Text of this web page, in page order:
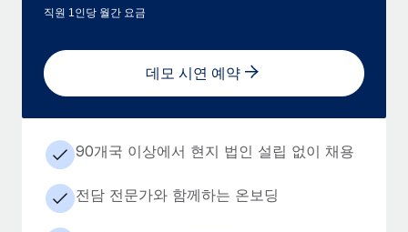
직원 1인당 월간 요금
데모 시연 예약
90개국 이상에서 현지 법인 설립 없이 채용
전담 전문가와 함께하는 온보딩